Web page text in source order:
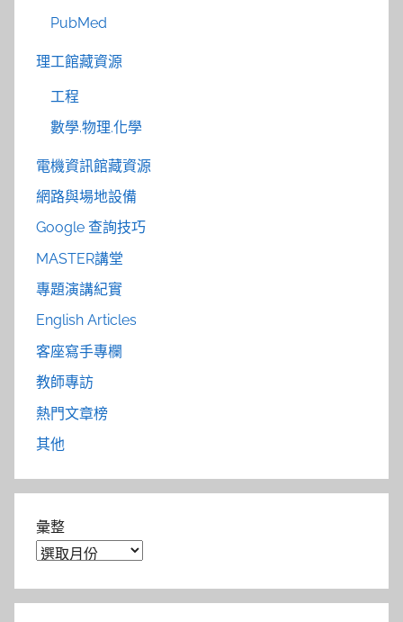
PubMed
理工館藏資源
工程
數學.物理.化學
電機資訊館藏資源
網路與場地設備
Google 查詢技巧
MASTER講堂
專題演講紀實
English Articles
客座寫手專欄
教師專訪
熱門文章榜
其他
彙整